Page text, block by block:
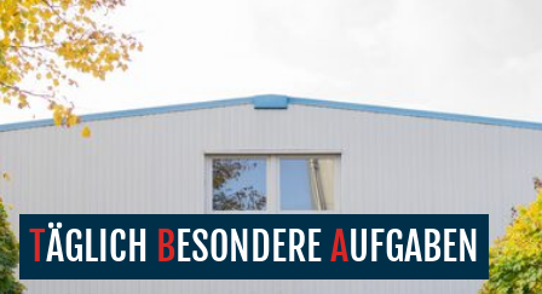
TÄGLICH BESONDEREAUFGABEN